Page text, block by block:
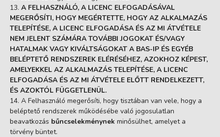
A FELHASZNÁLÓ, A LICENC ELFOGADÁSÁVAL
MEGERŐSÍTI, HOGY MEGÉRTETTE, HOGY AZ ALKALMAZÁS
TELEPÍTÉSE, A LICENC ELFOGADÁSA ÉS AZ MI ÁTVÉTELE
NEM JELENT SZÁMÁRA TOVÁBBI JOGOKAT ÉS/VAGY
HATALMAK VAGY KIVÁLTSÁGOKAT A BAS-IP ÉS EGYÉB
BELÉPTETŐ RENDSZEREK ELÉRÉSÉHEZ, AZOKHOZ KÉPEST,
AMELYEKKEL AZ ALKALMAZÁS TELEPÍTÉSE, A LICENC
ELFOGADÁSA ÉS AZ MI ÁTVÉTELE ELŐTT RENDELKEZETT,
ÉS AZOKTÓL FÜGGETLENÜL.
A Felhasználó megerősíti, hogy tisztában van vele, hogy a
beléptető rendszerek működésébe való jogosulatlan
beavatkozás bűncselekménynek minősülhet, amelyet a
törvény büntet.